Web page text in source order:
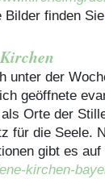
Bilder finden Sie
unter der
geöffnete
Orte der
für die Seele.
gibt es auf
kirchen-